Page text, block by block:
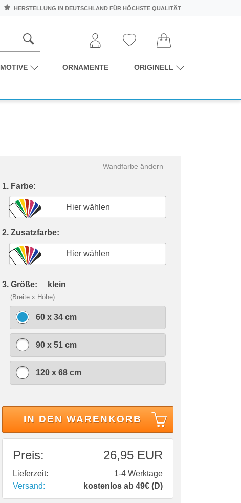
HERSTELLUNG IN DEUTSCHLAND FÜR HÖCHSTE QUALITÄT
MOTIVE ORNAMENTE ORIGINELL
Wandfarbe ändern
1. Farbe:
Hier wählen
2. Zusatzfarbe:
Hier wählen
3. Größe: klein
(Breite x Höhe)
60 x 34 cm
90 x 51 cm
120 x 68 cm
IN DEN WARENKORB
Preis: 26,95 EUR
Lieferzeit:
1-4 Werktage
Versand:
kostenlos ab 49€ (D)